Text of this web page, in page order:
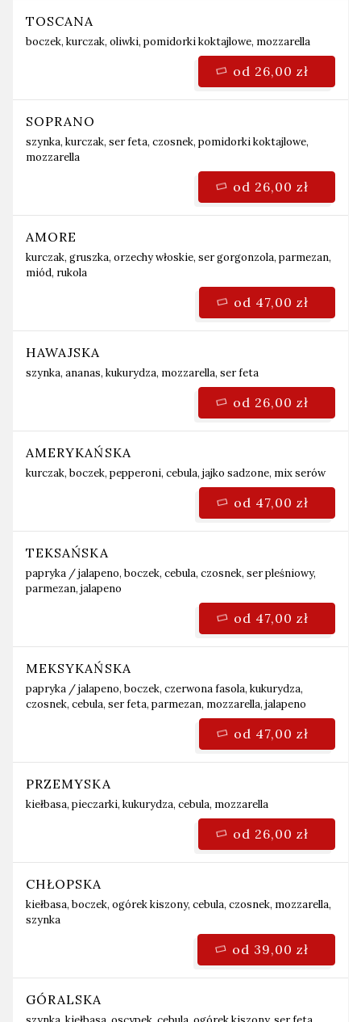
TOSCANA
boczek, kurczak, oliwki, pomidorki koktajlowe, mozzarella
SOPRANO
szynka, kurczak, ser feta, czosnek, pomidorki koktajlowe,
mozzarella
AMORE
kurczak, gruszka, orzechy włoskie, ser gorgonzola, parmezan,
miód, rukola
HAWAJSKA
szynka, ananas, kukurydza, mozzarella, ser feta
AMERYKAŃSKA
kurczak, boczek, pepperoni, cebula, jajko sadzone, mix serów
TEKSAŃSKA
papryka / jalapeno, boczek, cebula, czosnek, ser pleśniowy,
parmezan, jalapeno
MEKSYKAŃSKA
papryka / jalapeno, boczek, czerwona fasola, kukurydza,
czosnek, cebula, ser feta, parmezan, mozzarella, jalapeno
PRZEMYSKA
kiełbasa, pieczarki, kukurydza, cebula, mozzarella
CHŁOPSKA
kiełbasa, boczek, ogórek kiszony, cebula, czosnek, mozzarella,
szynka
GÓRALSKA